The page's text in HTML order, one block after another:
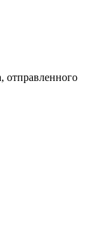
отправленного